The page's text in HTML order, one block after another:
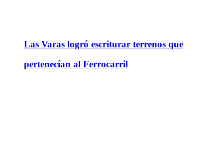
Las Varas logró escriturar terrenos que
pertenecían al Ferrocarril